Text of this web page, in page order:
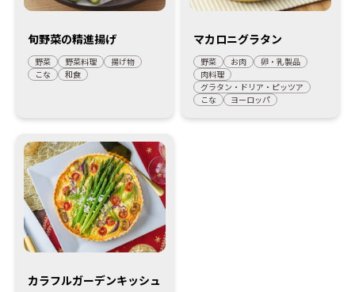
旬野菜の精進揚げ
野菜 野菜料理
揚げ物
こな
和食
マカロニグラタン
野菜 お肉
卵・乳製品
肉料理
グラタン・ドリア・ピッツア
こな
ヨーロッパ
カラフルガーデンキッシュ